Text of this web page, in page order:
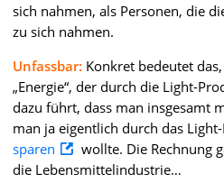
sich nahmen, als Personen, die
zu sich nahmen.
Unfassbar: Konkret bedeutet
„Energie“, der durch die Light-
dazu führt, dass man insgesamt
man ja eigentlich durch das
sparen
wollte. Die Rechnung
die Lebensmittelindustrie…